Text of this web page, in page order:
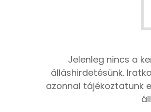
Jelenleg nincs a
álláshirdetésünk.
azonnal tájékoztatunk